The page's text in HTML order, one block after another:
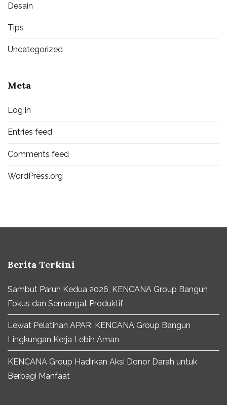
Desain
Tips
Uncategorized
Meta
Log in
Entries feed
Comments feed
WordPress.org
Berita Terkini
Sambut Paruh Kedua 2026, KENCANA Group Bangun
Fokus dan Semangat Produktif
Lewat Pelatihan APAR, KENCANA Group Bangun
Lingkungan Kerja Lebih Aman
KENCANA Group Hadirkan Aksi Donor Darah untuk
Berbagi Manfaat